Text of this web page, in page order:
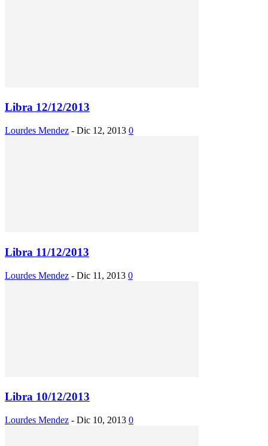
Libra 12/12/2013
Lourdes Mendez - Dic 12, 2013 0
Libra 11/12/2013
Lourdes Mendez - Dic 11, 2013 0
Libra 10/12/2013
Lourdes Mendez - Dic 10, 2013 0